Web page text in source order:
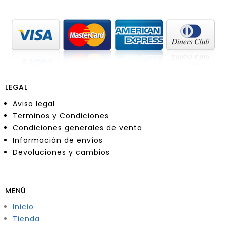
LEGAL
Aviso legal
Terminos y Condiciones
Condiciones generales de venta
Información de envíos
Devoluciones y cambios
MENÚ
Inicio
Tienda